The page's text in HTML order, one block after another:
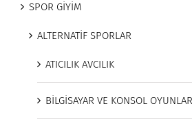
SPOR GİYİM
ALTERNATİF SPORLAR
ATICILIK AVCILIK
BİLGİSAYAR VE KONSOL